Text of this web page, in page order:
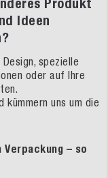
Ideen
spezielle
oder auf Ihre
kümmern uns um die
– so